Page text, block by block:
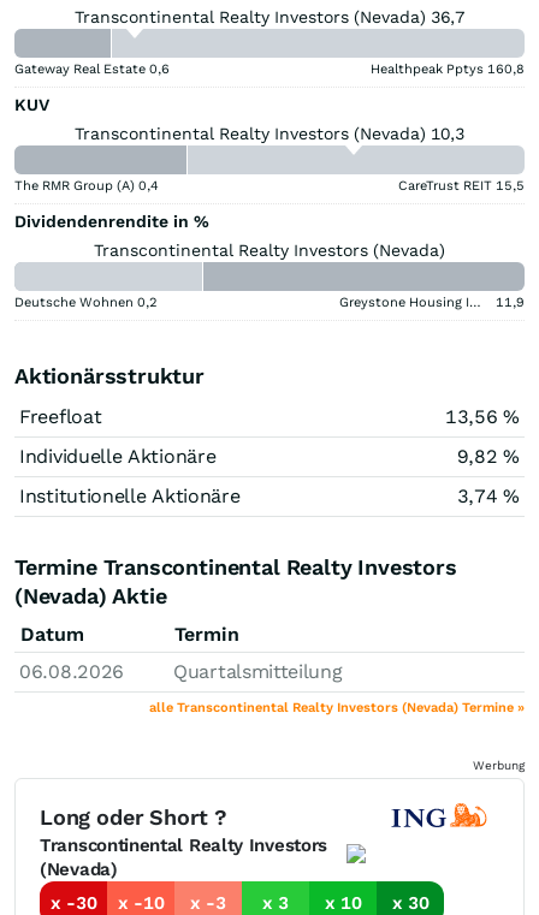
Transcontinental Realty Investors (Nevada) 36,7
Gateway Real Estate 0,6 Healthpeak Pptys 160,8
KUV
Transcontinental Realty Investors (Nevada) 10,3
The RMR Group (A) 0,4 CareTrust REIT 15,5
Dividendenrendite in %
Transcontinental Realty Investors (Nevada)
Deutsche Wohnen 0,2 Greystone Housing Impact Investors LP Benef Unit Cert 11,9
Aktionärsstruktur
Freefloat
13,56 %
Individuelle Aktionäre
9,82 %
Institutionelle Aktionäre
3,74 %
Termine Transcontinental Realty Investors
(Nevada) Aktie
Datum
Termin
06.08.2026
Quartalsmitteilung
alle Transcontinental Realty Investors (Nevada) Termine »
Werbung
Long oder Short ?
Transcontinental Realty Investors
(Nevada)
x -30
x -10 x -3 x 3 x 10 x 30